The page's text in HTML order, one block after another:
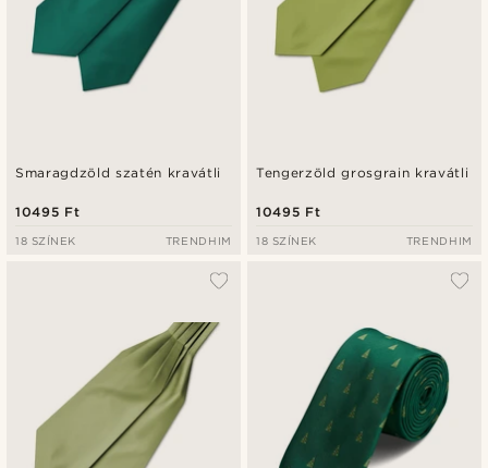
Smaragdzöld szatén kravátli
10495 Ft
18 SZÍNEK TRENDHIM
Tengerzöld grosgrain kravátli
10495 Ft
18 SZÍNEK TRENDHIM